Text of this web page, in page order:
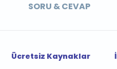
SORU & CEVAP
Ücretsiz Kaynaklar